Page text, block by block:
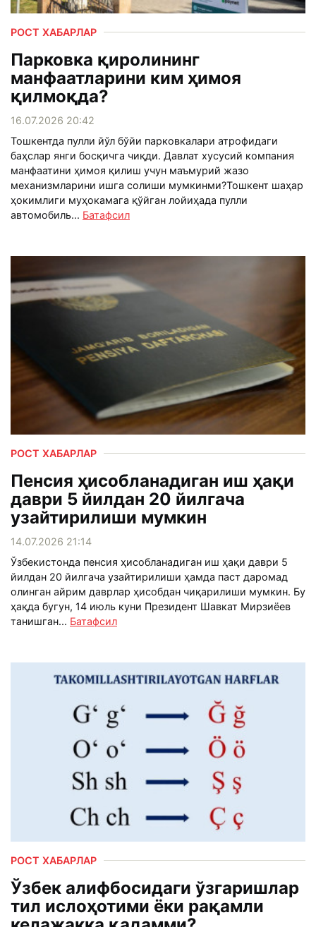
РОСТ ХАБАРЛАР
Парковка қиролининг
манфаатларини ким ҳимоя
қилмоқда?
16.07.2026 20:42
Тошкентда пулли йўл бўйи парковкалари атрофидаги
баҳслар янги босқичга чиқди. Давлат хусусий компания
манфаатини ҳимоя қилиш учун маъмурий жазо
механизмларини ишга солиши мумкинми?Тошкент шаҳар
ҳокимлиги муҳокамага қўйган лойиҳада пулли
автомобиль... Батафсил
РОСТ ХАБАРЛАР
Пенсия ҳисобланадиган иш ҳақи
даври 5 йилдан 20 йилгача
узайтирилиши мумкин
14.07.2026 21:14
Ўзбекистонда пенсия ҳисобланадиган иш ҳақи даври 5
йилдан 20 йилгача узайтирилиши ҳамда паст даромад
олинган айрим даврлар ҳисобдан чиқарилиши мумкин. Бу
ҳақда бугун, 14 июль куни Президент Шавкат Мирзиёев
танишган... Батафсил
РОСТ ХАБАРЛАР
Ўзбек алифбосидаги ўзгаришлар
тил ислоҳотими ёки рақамли